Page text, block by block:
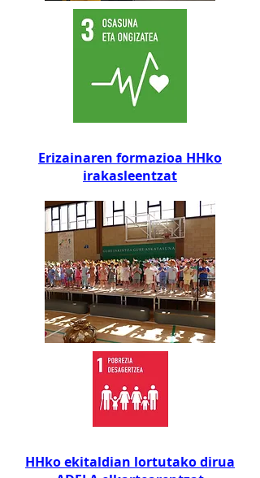
Erizainaren formazioa HHko
irakasleentzat
HHko ekitaldian lortutako dirua